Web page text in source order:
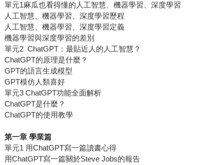
單元1麻瓜也看得懂的人工智慧、機器學習、深度學習
人工智慧、機器學習、深度學習歷程
人工智慧、機器學習、深度學習定義
機器學習與深度學習的差別
單元2 ChatGPT：最貼近人的人工智慧？
ChatGPT的原理是什麼？
GPT的語言生成模型
GPT模仿人類喜好
單元3 ChatGPT功能全面解析
ChatGPT是什麼？
ChatGPT的使用教學
第一章 學業篇
單元1 用ChatGPT寫一篇讀書心得
用ChatGPT寫一篇關於Steve Jobs的報告